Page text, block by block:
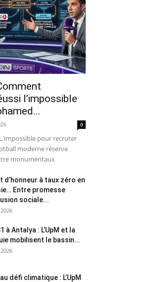
l’impossible
0
pour recruter
moderne réserve
monumentaux
d’honneur à taux zéro en
Entre promesse
sociale...
à Antalya : L’UpM et la
mobilisent le bassin...
défi climatique : L’UpM